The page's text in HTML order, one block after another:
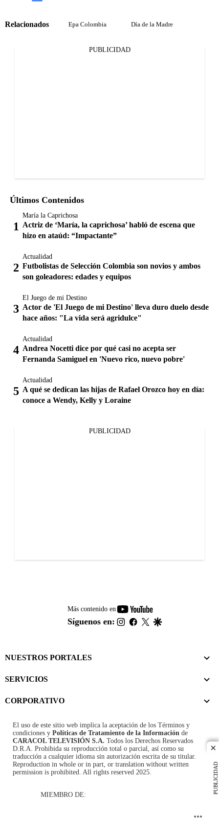
PUBLICIDAD
Relacionados Epa Colombia Día de la Madre
PUBLICIDAD
Últimos Contenidos
María la Caprichosa
Actriz de ‘María, la caprichosa’ habló de escena que
hizo en ataúd: “Impactante”
Actualidad
Futbolistas de Selección Colombia son novios y ambos
son goleadores: edades y equipos
El Juego de mi Destino
Actor de 'El Juego de mi Destino' lleva duro duelo desde
hace años: "La vida será agridulce"
Actualidad
Andrea Nocetti dice por qué casi no acepta ser
Fernanda Samiguel en 'Nuevo rico, nuevo pobre'
Actualidad
A qué se dedican las hijas de Rafael Orozco hoy en día:
conoce a Wendy, Kelly y Loraine
PUBLICIDAD
Más contenido en
youtube-
footer
Síguenos en: instagram
facebook
twitter
NUESTROS PORTALES
SERVICIOS
CORPORATIVO
El uso de este sitio web implica la aceptación de los Términos y
condiciones y Políticas de Tratamiento de la Información de
CARACOL TELEVISIÓN S.A. Todos los Derechos Reservados
D.R.A. Prohibida su reproducción total o parcial, así como su
traducción a cualquier idioma sin autorización escrita de su titular.
Reproduction in whole or in part, or translation without written
permission is prohibited. All rights reserved 2025.
MIEMBRO DE: